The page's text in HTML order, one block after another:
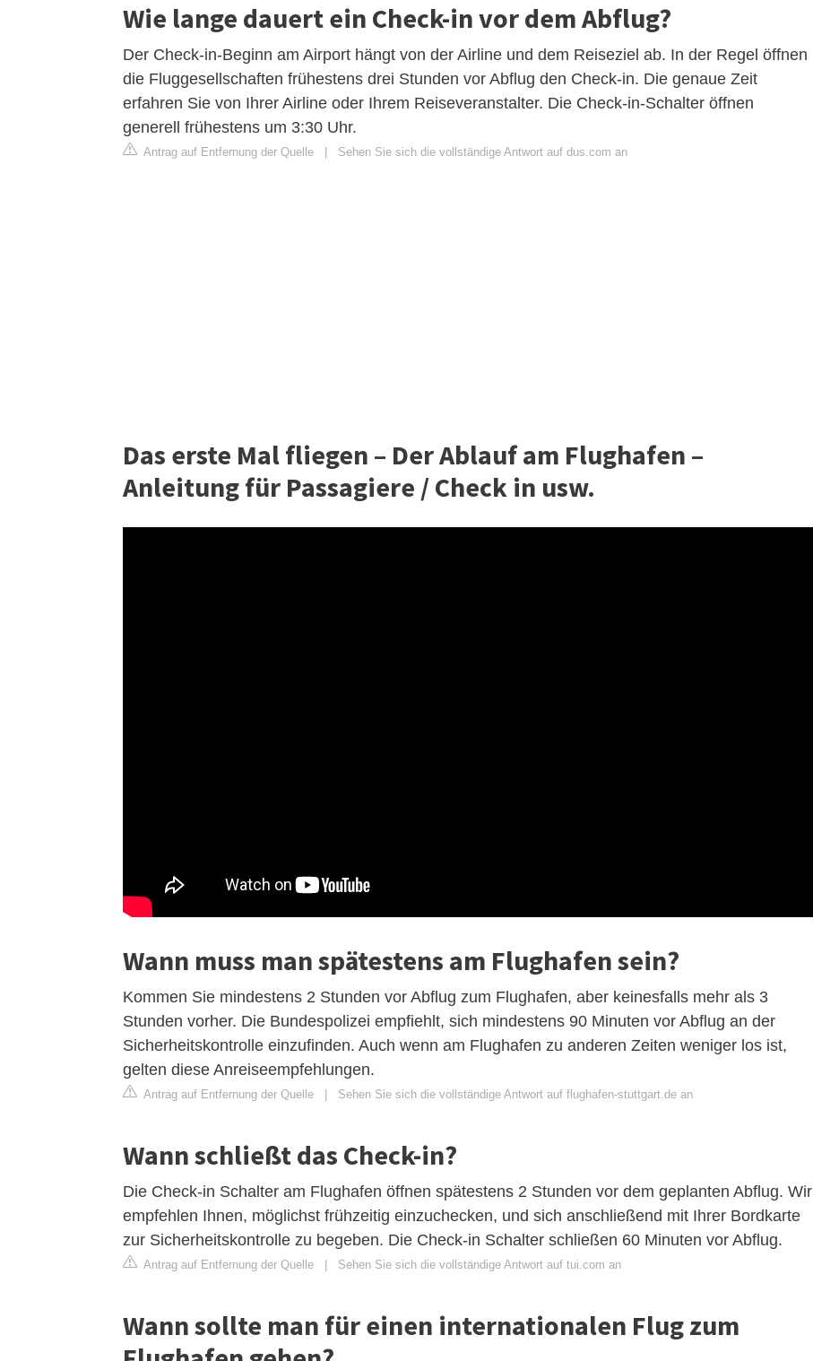
Wie lange dauert ein Check-in vor dem Abflug?
Der Check-in-Beginn am Airport hängt von der Airline und dem Reiseziel ab. In der Regel öffnen
die Fluggesellschaften frühestens drei Stunden vor Abflug den Check-in. Die genaue Zeit
erfahren Sie von Ihrer Airline oder Ihrem Reiseveranstalter. Die Check-in-Schalter öffnen
generell frühestens um 3:30 Uhr.
Antrag auf Entfernung der Quelle Sehen Sie sich die vollständige Antwort auf dus.com an
Das erste Mal fliegen – Der Ablauf am Flughafen –
Anleitung für Passagiere / Check in usw.
Wann muss man spätestens am Flughafen sein?
Kommen Sie mindestens 2 Stunden vor Abflug zum Flughafen, aber keinesfalls mehr als 3
Stunden vorher. Die Bundespolizei empfiehlt, sich mindestens 90 Minuten vor Abflug an der
Sicherheitskontrolle einzufinden. Auch wenn am Flughafen zu anderen Zeiten weniger los ist,
gelten diese Anreiseempfehlungen.
Antrag auf Entfernung der Quelle | Sehen Sie sich die vollständige Antwort auf flughafen-stuttgart.de an
Wann schließt das Check-in?
Die Check-in Schalter am Flughafen öffnen spätestens 2 Stunden vor dem geplanten Abflug. Wir
empfehlen Ihnen, möglichst frühzeitig einzuchecken, und sich anschließend mit Ihrer Bordkarte
zur Sicherheitskontrolle zu begeben. Die Check-in Schalter schließen 60 Minuten vor Abflug.
Antrag auf Entfernung der Quelle | Sehen Sie sich die vollständige Antwort auf tui.com an
Wann sollte man für einen internationalen Flug zum